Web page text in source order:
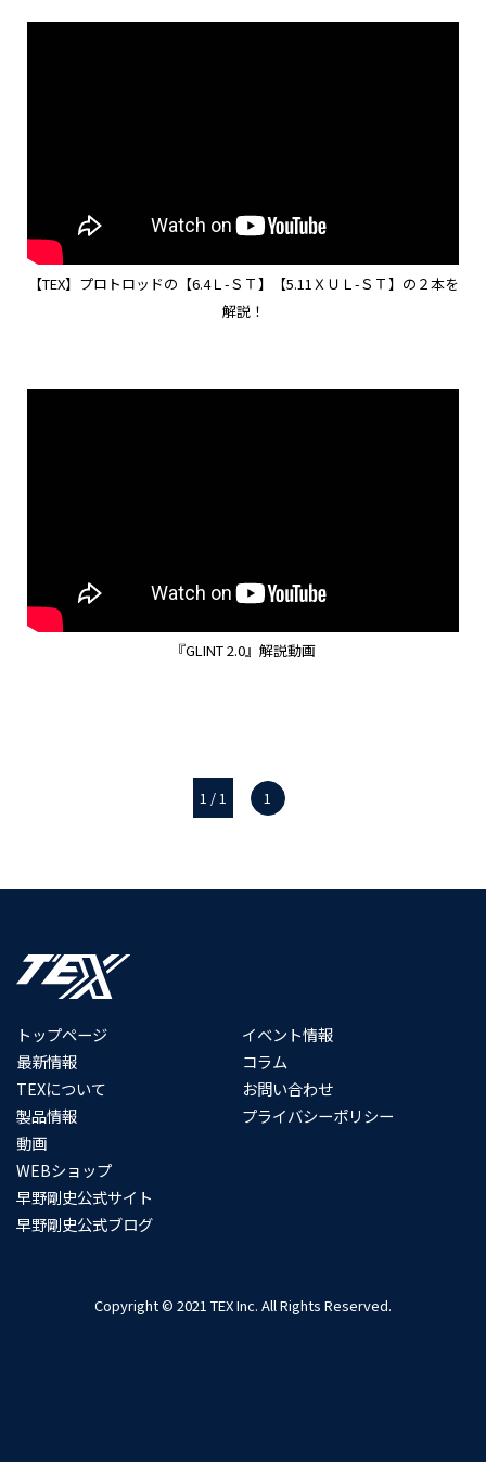
【TEX】プロトロッドの【6.4Ｌ-ＳＴ】【5.11ＸＵＬ-ＳＴ】の２本を
解説！
『GLINT 2.0』解説動画
1 / 1 1
トップページ
最新情報
TEXについて
製品情報
動画
イベント情報
コラム
お問い合わせ
プライバシーポリシー
WEBショップ
早野剛史公式サイト
早野剛史公式ブログ
Copyright © 2021 TEX Inc. All Rights Reserved.